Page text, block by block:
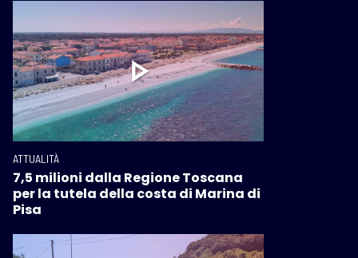
ATTUALITÀ
7,5 milioni dalla Regione Toscana
per la tutela della costa di Marina di
Pisa